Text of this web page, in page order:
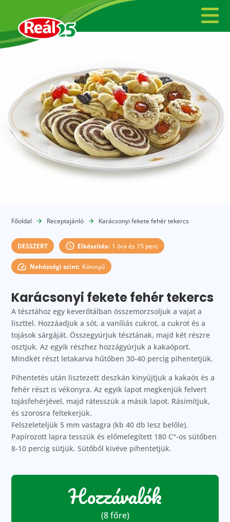
Főoldal Receptajánló Karácsonyi fekete fehér tekercs
Hozzávalók
(8 főre)
DESSZERT Elkészítés: 1 óra és 15 perc
Nehézségi szint: Könnyű
Karácsonyi fekete fehér tekercs
A tésztához egy keverőtálban összemorzsoljuk a vajat a
liszttel. Hozzáadjuk a sót, a vaníliás cukrot, a cukrot és a
tojások sárgáját. Összegyúrjuk tésztának, majd két részre
osztjuk. Az egyik részhez hozzágyúrjuk a kakaóport.
Mindkét részt letakarva hűtőben 30-40 percig pihentetjük.
Pihentetés után lisztezett deszkán kinyújtjuk a kakaós és a
fehér részt is vékonyra. Az egyik lapot megkenjük felvert
tojásfehérjével, majd rátesszük a másik lapot. Rásimítjuk,
és szorosra feltekerjük.
Felszeleteljük 5 mm vastagra (kb 40 db lesz belőle).
Papírozott lapra tesszük és előmelegített 180 C°-os sütőben
8-10 percig sütjük. Sütőből kivéve pihentetjük.